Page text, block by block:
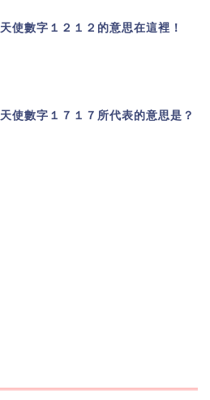
天使數字１２１２的意思在這裡！
天使數字１７１７所代表的意思是？